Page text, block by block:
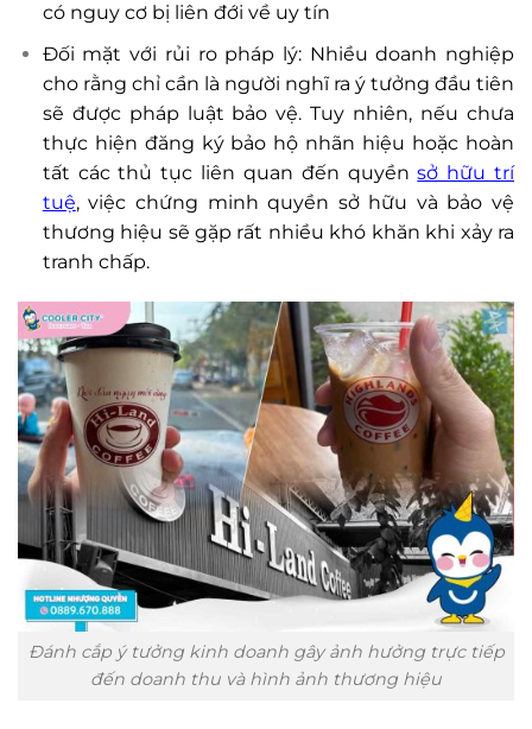
có nguy cơ bị liên đới về uy tín
Đối mặt với rủi ro pháp lý: Nhiều doanh nghiệp
cho rằng chỉ cần là người nghĩ ra ý tưởng đầu tiên
sẽ được pháp luật bảo vệ. Tuy nhiên, nếu chưa
thực hiện đăng ký bảo hộ nhãn hiệu hoặc hoàn
tất các thủ tục liên quan đến quyềnsở hữu trí
tuệ, việc chứng minh quyền sở hữu và bảo vệ
thương hiệu sẽ gặp rất nhiều khó khăn khi xảy ra
tranh chấp.
Đánh cắp ý tưởng kinh doanh gây ảnh hưởng trực tiếp
đến doanh thu và hình ảnh thương hiệu